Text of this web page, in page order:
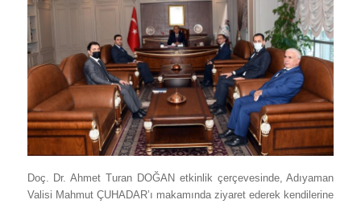
Doç. Dr. Ahmet Turan DOĞAN etkinlik çerçevesinde, Adıyaman
Valisi Mahmut ÇUHADAR’ı makamında ziyaret ederek kendilerine